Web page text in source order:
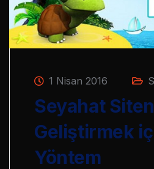
1 Nisan 2016
Seyahat
Geliştirmek
Yöntem